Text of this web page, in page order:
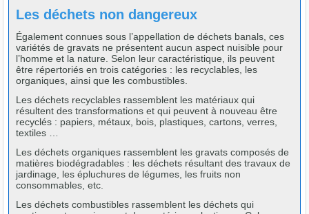
Les déchets non dangereux
Également connues sous l’appellation de déchets banals, ces
variétés de gravats ne présentent aucun aspect nuisible pour
l’homme et la nature. Selon leur caractéristique, ils peuvent
être répertoriés en trois catégories : les recyclables, les
organiques, ainsi que les combustibles.
Les déchets recyclables rassemblent les matériaux qui
résultent des transformations et qui peuvent à nouveau être
recyclés : papiers, métaux, bois, plastiques, cartons, verres,
textiles …
Les déchets organiques rassemblent les gravats composés de
matières biodégradables : les déchets résultant des travaux de
jardinage, les épluchures de légumes, les fruits non
consommables, etc.
Les déchets combustibles rassemblent les déchets qui